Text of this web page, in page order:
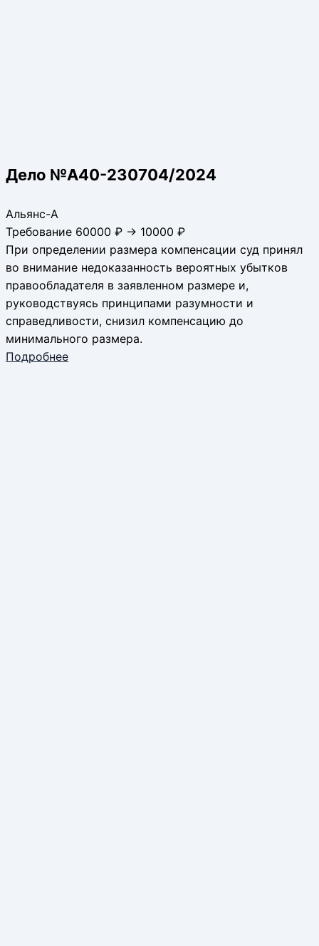
Дело №А40-230704/2024
Альянс-А
Требование 60000 ₽ → 10000 ₽
При определении размера компенсации суд принял
во внимание недоказанность вероятных убытков
правообладателя в заявленном размере и,
руководствуясь принципами разумности и
справедливости, снизил компенсацию до
минимального размера.
Подробнее